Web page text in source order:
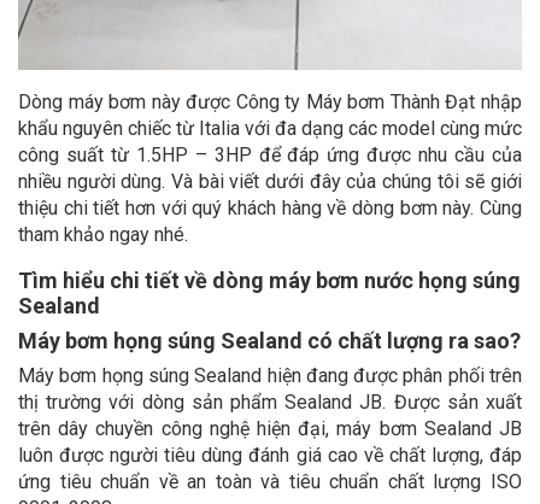
Dòng máy bơm này được Công ty Máy bơm Thành Đạt nhập
khẩu nguyên chiếc từ Italia với đa dạng các model cùng mức
công suất từ 1.5HP – 3HP để đáp ứng được nhu cầu của
nhiều người dùng. Và bài viết dưới đây của chúng tôi sẽ giới
thiệu chi tiết hơn với quý khách hàng về dòng bơm này. Cùng
tham khảo ngay nhé.
Tìm hiểu chi tiết về dòng máy bơm nước họng súng
Sealand
Máy bơm họng súng Sealand có chất lượng ra sao?
Máy bơm họng súng Sealand hiện đang được phân phối trên
thị trường với dòng sản phẩm Sealand JB. Được sản xuất
trên dây chuyền công nghệ hiện đại, máy bơm Sealand JB
luôn được người tiêu dùng đánh giá cao về chất lượng, đáp
ứng tiêu chuẩn về an toàn và tiêu chuẩn chất lượng ISO